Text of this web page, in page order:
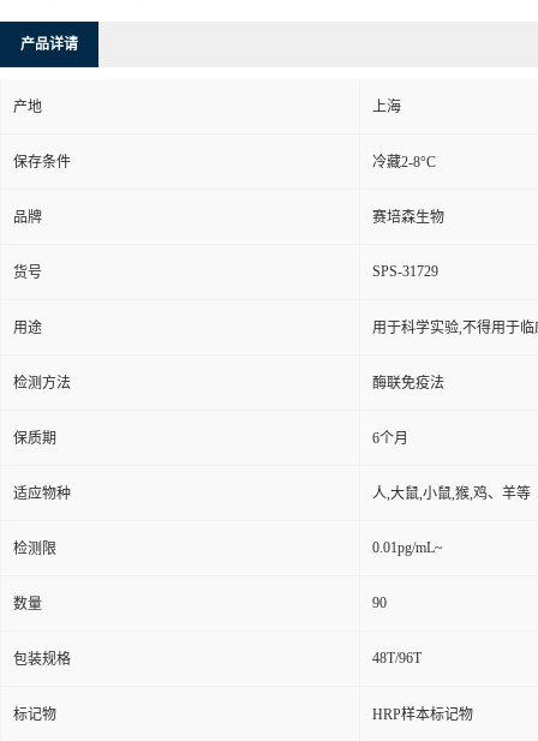
产品详请
产地 上海
保存条件 冷藏2-8°C
品牌 赛培森生物
货号 SPS-31729
用途 用于科学实验,不得用于临
检测方法 酶联免疫法
保质期 6个月
适应物种 人,大鼠,小鼠,猴,鸡、羊等
检测限 0.01pg/mL~
数量 90
包装规格 48T/96T
标记物 HRP样本标记物